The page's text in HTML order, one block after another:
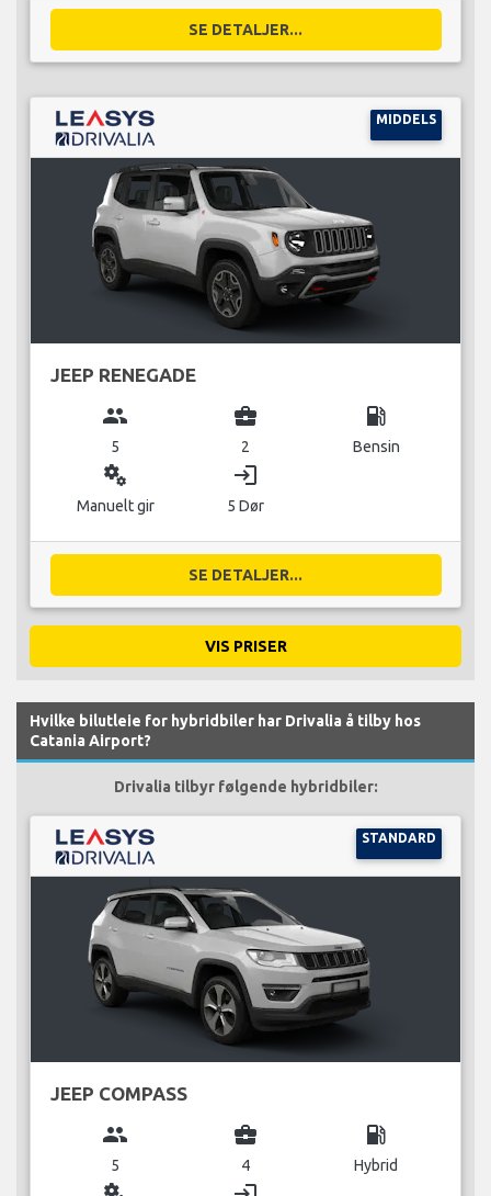
SE DETALJER...
MIDDELS
JEEP RENEGADE
group
5
business_center
2
local_gas_station
Bensin
miscellaneous_services
Manuelt gir
login
5 Dør
SE DETALJER...
VIS PRISER
Hvilke bilutleie for hybridbiler har Drivalia å tilby hos
Catania Airport?
Drivalia tilbyr følgende hybridbiler:
STANDARD
JEEP COMPASS
group
5
business_center
4
local_gas_station
Hybrid